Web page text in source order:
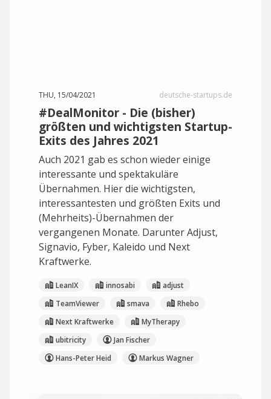
THU, 15/04/2021 deutsche-startups.de
#DealMonitor - Die (bisher)
größten und wichtigsten Startup-
Exits des Jahres 2021
Auch 2021 gab es schon wieder einige
interessante und spektakuläre
Übernahmen. Hier die wichtigsten,
interessantesten und größten Exits und
(Mehrheits)-Übernahmen der
vergangenen Monate. Darunter Adjust,
Signavio, Fyber, Kaleido und Next
Kraftwerke.
LeanIX innosabi
adjust
TeamViewer
smava
Rhebo
Next Kraftwerke
MyTherapy
ubitricity
Jan Fischer
Hans-Peter Heid
Markus Wagner